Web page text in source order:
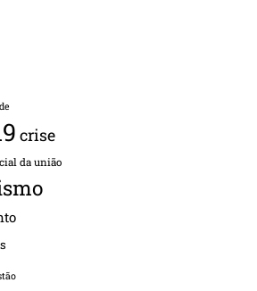
crise
da união